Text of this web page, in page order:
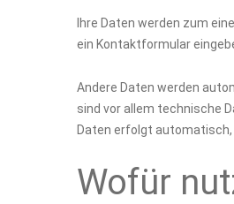
Ihre Daten werden zum
ein Kontaktformular
Andere Daten werden
sind vor allem technische
Daten erfolgt automatisch,
Wofür